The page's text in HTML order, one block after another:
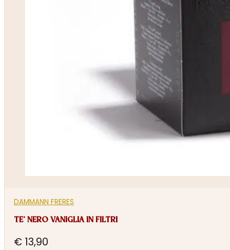
DAMMANN FRERES
TE’ NERO VANIGLIA IN FILTRI
€ 13,90